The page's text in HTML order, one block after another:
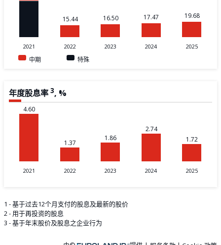
15.44 16.50 17.47 19.68
2021 2022 2023 2024 2025
中期 特殊
年度股息率 3, %
2021 2022 2023 2024 2025
4.60
1.37
1.86
2.74
1.72
1 - 基于过去12个月支付的股息及最新的股价
2 - 用于再投资的股息
3 - 基于年末股价及股息之企业行为